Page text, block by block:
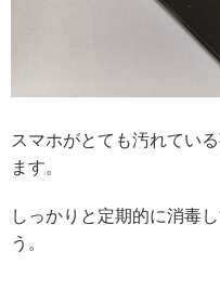
スマホがとても汚れてい
ます。
しっかりと定期的に消毒
う。